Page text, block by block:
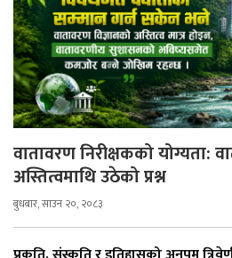
वातावरण निरीक्षकको योग्यता:
अस्तित्वमाथि उठेको प्रश्न
बुधबार, साउन २०, २०८३